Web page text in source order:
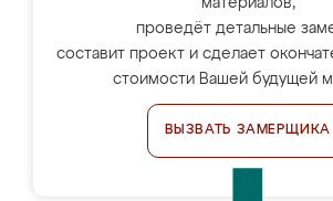
материалов,
проведёт детальные
составит проект и сделает
стоимости Вашей будущей
ВЫЗВАТЬ ЗАМЕРЩИКА